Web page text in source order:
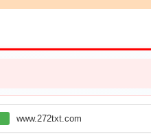
www.272txt.com